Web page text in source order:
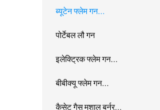
ब्यूटेन फ्लेम गन...
पोर्टेबल लौ गन
इलेक्ट्रिक फ्लेम गन...
बीबीक्यू फ्लेम गन...
कैसेट गैस मशाल बर्नर...